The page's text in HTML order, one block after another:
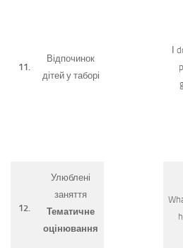
11.
Відпочинок
дітей у таборі
І
12.
Улюблені
заняття
Тематичне
оцінювання